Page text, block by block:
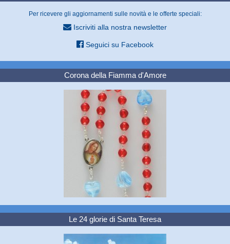
Per ricevere gli aggiornamenti sulle novità e le offerte speciali:
Iscriviti alla nostra newsletter
Seguici su Facebook
Corona della Fiamma d'Amore
Le 24 glorie di Santa Teresa